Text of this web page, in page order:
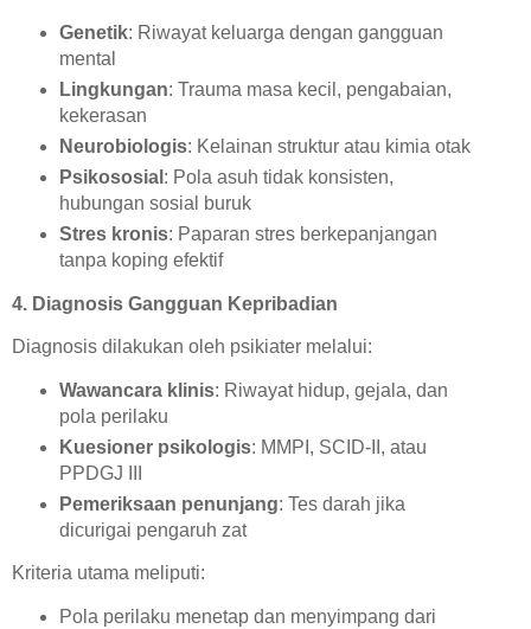
Genetik: Riwayat keluarga dengan gangguan
mental
Lingkungan: Trauma masa kecil, pengabaian,
kekerasan
Neurobiologis: Kelainan struktur atau kimia otak
Psikososial : Pola asuh tidak konsisten,
hubungan sosial buruk
Stres kronis: Paparan stres berkepanjangan
tanpa koping efektif
4. Diagnosis Gangguan Kepribadian
Diagnosis dilakukan oleh psikiater melalui:
Wawancara klinis: Riwayat hidup, gejala, dan
pola perilaku
Kuesioner psikologis: MMPI, SCID-II, atau
PPDGJ III
Pemeriksaan penunjang: Tes darah jika
dicurigai pengaruh zat
Kriteria utama meliputi:
Pola perilaku menetap dan menyimpang dari